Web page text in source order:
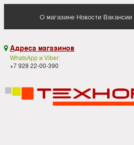
О магазине Новости Вакансии
 Адреса магазинов
WhatsApp и Viber:
+7 928 22-00-390